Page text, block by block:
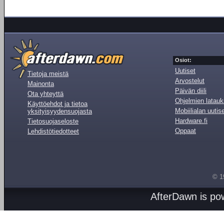
Tietoja meistä
Mainonta
Ota yhteyttä
Käyttöehdot ja tietoa
yksityisyydensuojasta
Tietosuojaseloste
Lehdistötiedotteet
Osiot:
Uutiset
Arvostelut
Päivän diili
Ohjelmien
Mobiilialan
Hardware.fi
Oppaat
©
AfterDawn is